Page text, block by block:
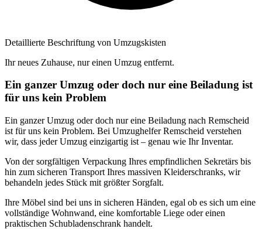
Detaillierte Beschriftung von Umzugskisten
Ihr neues Zuhause, nur einen Umzug entfernt.
Ein ganzer Umzug oder doch nur eine Beiladung ist
für uns kein Problem
Ein ganzer Umzug oder doch nur eine Beiladung nach Remscheid
ist für uns kein Problem. Bei Umzughelfer Remscheid verstehen
wir, dass jeder Umzug einzigartig ist – genau wie Ihr Inventar.
Von der sorgfältigen Verpackung Ihres empfindlichen Sekretärs bis
hin zum sicheren Transport Ihres massiven Kleiderschranks, wir
behandeln jedes Stück mit größter Sorgfalt.
Ihre Möbel sind bei uns in sicheren Händen, egal ob es sich um eine
vollständige Wohnwand, eine komfortable Liege oder einen
praktischen Schubladenschrank handelt.